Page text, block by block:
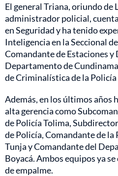
El general Triana, oriundo de
administrador policial,
en Seguridad y ha tenido
Inteligencia en la Seccional
Comandante de Estaciones
Departamento de
de Criminalística de la Policía
Además, en los últimos años
alta gerencia como
de Policía Tolima,
de Policía, Comandante de
Tunja y Comandante del
Boyacá. Ambos equipos ya
de empalme.